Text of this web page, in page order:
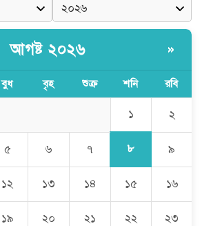
আগষ্ট ২০২৬ »
বুধ বৃহ শুক্র শনি রবি
১ ২
৫ ৬ ৭ ৮ ৯
১২ ১৩ ১৪ ১৫ ১৬
১৯ ২০ ২১ ২২ ২৩